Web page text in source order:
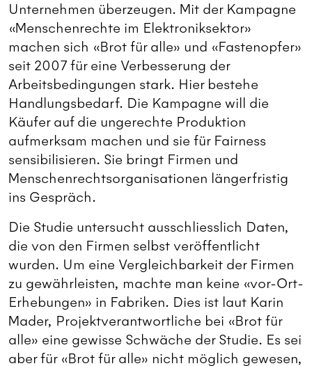
Unternehmen überzeugen. Mit der Kampagne
«Menschenrechte im Elektroniksektor»
machen sich «Brot für alle» und «Fastenopfer»
seit 2007 für eine Verbesserung der
Arbeitsbedingungen stark. Hier bestehe
Handlungsbedarf. Die Kampagne will die
Käufer auf die ungerechte Produktion
aufmerksam machen und sie für Fairness
sensibilisieren. Sie bringt Firmen und
Menschenrechtsorganisationen längerfristig
ins Gespräch.
Die Studie untersucht ausschliesslich Daten,
die von den Firmen selbst veröffentlicht
wurden. Um eine Vergleichbarkeit der Firmen
zu gewährleisten, machte man keine «vor-Ort-
Erhebungen» in Fabriken. Dies ist laut Karin
Mader, Projektverantwortliche bei «Brot für
alle» eine gewisse Schwäche der Studie. Es sei
aber für «Brot für alle» nicht möglich gewesen,